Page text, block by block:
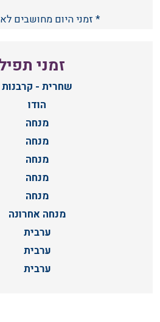
* זמני היום מחושבים
זמני
שחרית - קרבנות
הודו
מנחה
מנחה
מנחה
מנחה
מנחה
מנחה אחרונה
ערבית
ערבית
ערבית